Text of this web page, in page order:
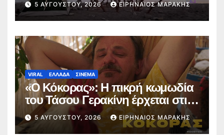
5 ΑΥΓΟΎΣΤΟΥ, 2026 ΕΙΡΗΝΑΊΟΣ ΜΑΡΆΚΗΣ
VIRAL ΕΛΛΑΔΑ ΣΙΝΕΜΑ
«Ο Κόκορας»: Η πικρή κωμωδία
του Τάσου Γερακίνη έρχεται στις
αίθουσες στις 10 Σεπτεμβρίου
(trailer)
5 ΑΥΓΟΎΣΤΟΥ, 2026 ΕΙΡΗΝΑΊΟΣ ΜΑΡΆΚΗΣ